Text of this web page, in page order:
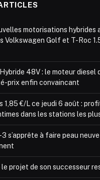
motorisations hybrides
Volkswagen Golf et T-Roc
48V : le moteur diesel
prix enfin convaincant
1,85 €/L ce jeudi 6 août :
dans les stations les
3 s’apprête à faire peau
le projet de son successeur